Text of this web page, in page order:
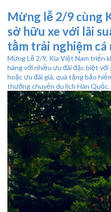
Mừng lễ 2/9 cùng
sở hữu xe với lãi
tầm trải nghiệm cá
Mừng Lễ 2/9, Kia Việt Nam triển
hàng với nhiều ưu đãi đặc biệt
hoặc ưu đãi giá, quà tặng bảo
thưởng chuyến du lịch Hàn Quốc.